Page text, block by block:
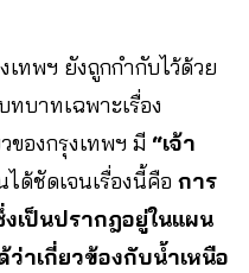
ทพฯ ยังถูกกำกับไว้ด้วย
บาทเฉพาะเรื่อง
องกรุงเทพฯ มี “เจ้า
ด้ชัดเจนเรื่องนี้คือ การ
เป็นปรากฎอยู่ในแผน
าเกี่ยวข้องกับน้ำเหนือ